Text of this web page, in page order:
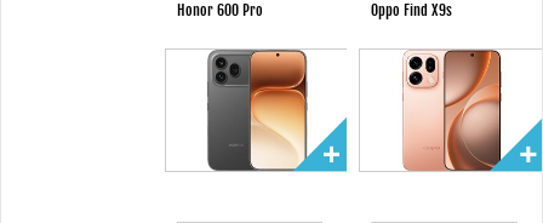
Honor 600 Pro Oppo Find X9s